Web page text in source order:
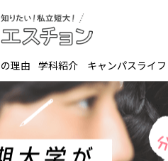
理由 学科紹介 キャンパスライフ